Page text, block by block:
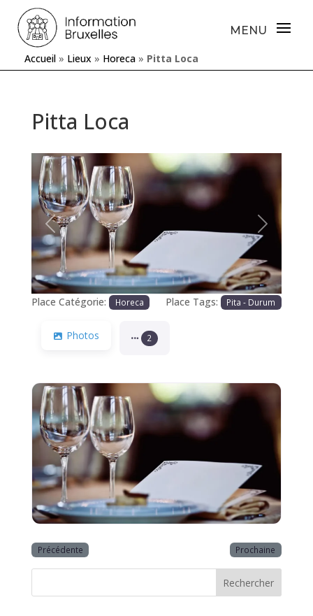
Accueil » Lieux » Horeca » Pitta Loca
Pitta Loca
Précédente Prochaine
Place Catégorie: Horeca Place Tags: Pita - Durum
Photos 2
Précédente Prochaine
Rechercher